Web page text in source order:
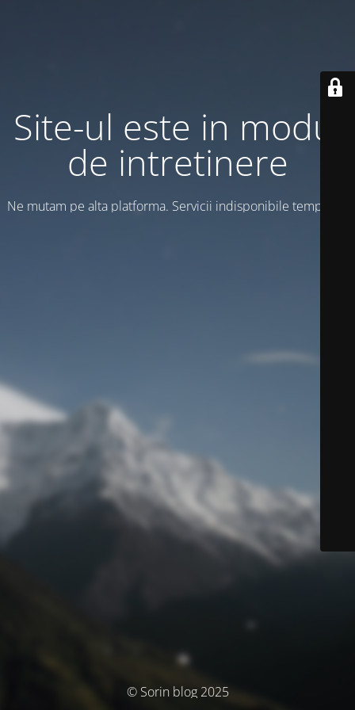
Site-ul este in modul
de intretinere
Ne mutam pe alta platforma. Servicii indisponibile temporar!
© Sorin blog 2025